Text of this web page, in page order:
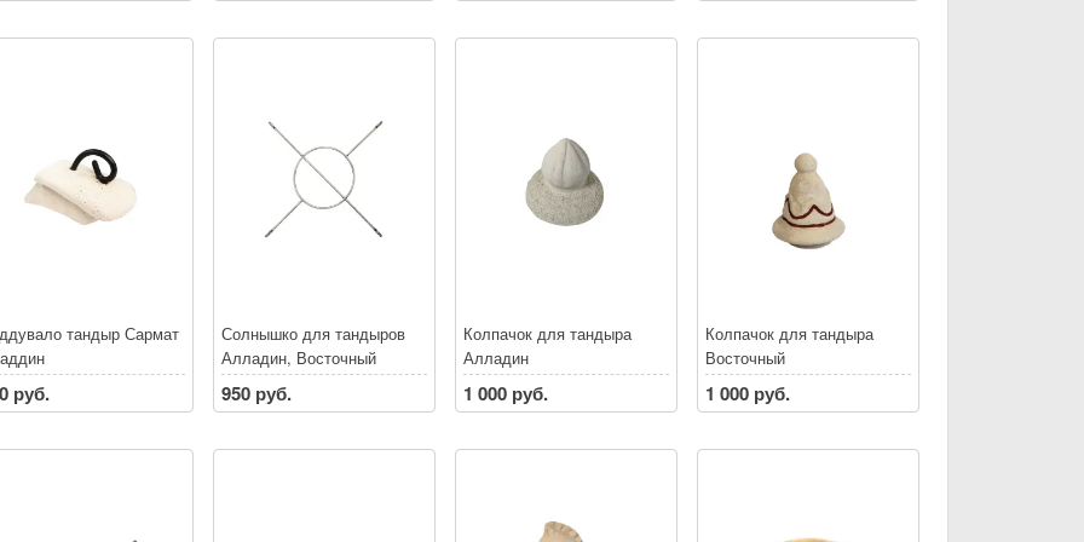
тандыр Сармат
руб.
Солнышко для тандыров
Алладин, Восточный
(Диаметр кольца 25 см,
Длина 64 см)
950 руб.
Колпачок для тандыра
Алладин
1 000 руб.
Колпачок для тандыра
Восточный
1 000 руб.